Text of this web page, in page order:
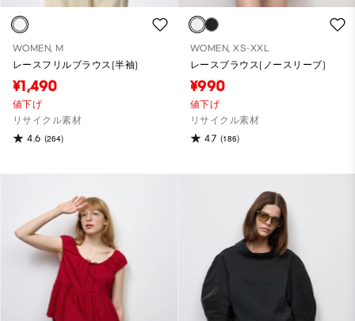
WOMEN, M
レースフリルブラウス(半袖)
¥1,490
値下げ
リサイクル素材
4.6 (264)
WOMEN, XS-XXL
レースブラウス(ノースリーブ)
¥990
値下げ
リサイクル素材
4.7 (186)